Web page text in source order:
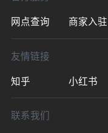
网点查询
商家入驻
友情链接
知乎
小红书
联系我们